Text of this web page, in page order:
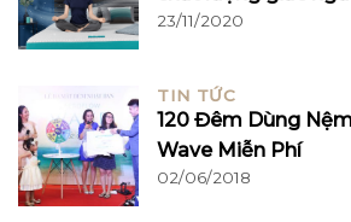
23/11/2020
TIN TỨC
120 Đêm Dùng
Wave Miễn Phí
02/06/2018